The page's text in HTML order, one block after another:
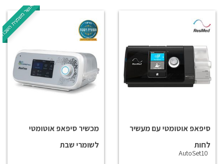
סיפאפ אוטומטי עם מעשיר
לחות
AutoSet10
מאושר משמרת השבת
מכשיר סיפאפ אוטומטי
לשומרי שבת